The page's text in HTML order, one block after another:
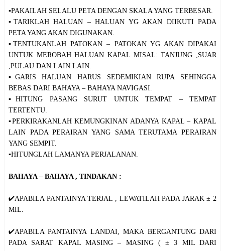
▪️PAKAILAH SELALU PETA DENGAN SKALA YANG TERBESAR.
▪️TARIKLAH HALUAN – HALUAN YG AKAN DIIKUTI PADA
PETA YANG AKAN DIGUNAKAN.
▪️TENTUKANLAH PATOKAN – PATOKAN YG AKAN DIPAKAI
UNTUK MEROBAH HALUAN KAPAL MISAL: TANJUNG ,SUAR
,PULAU DAN LAIN LAIN.
▪️GARIS HALUAN HARUS SEDEMIKIAN RUPA SEHINGGA
BEBAS DARI BAHAYA – BAHAYA NAVIGASI.
▪️HITUNG PASANG SURUT UNTUK TEMPAT – TEMPAT
TERTENTU.
▪️PERKIRAKANLAH KEMUNGKINAN ADANYA KAPAL – KAPAL
LAIN PADA PERAIRAN YANG SAMA TERUTAMA PERAIRAN
YANG SEMPIT.
▪️HITUNGLAH LAMANYA PERJALANAN.
BAHAYA – BAHAYA , TINDAKAN :
✔️APABILA PANTAINYA TERJAL , LEWATILAH PADA JARAK ± 2
MIL.
✔️APABILA PANTAINYA LANDAI, MAKA BERGANTUNG DARI
PADA SARAT KAPAL MASING – MASING ( ± 3 MIL DARI